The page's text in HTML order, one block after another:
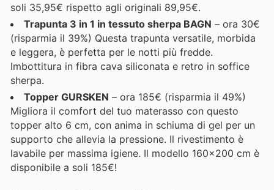
soli 35,95€ rispetto agli originali 89,95€.
Trapunta 3 in 1 in tessuto sherpa BAGN – ora 30€
(risparmia il 39%) Questa trapunta versatile, morbida
e leggera, è perfetta per le notti più fredde.
Imbottitura in fibra cava siliconata e retro in soffice
sherpa.
Topper GURSKEN – ora 185€ (risparmia il 49%)
Migliora il comfort del tuo materasso con questo
topper alto 6 cm, con anima in schiuma di gel per un
supporto che allevia la pressione. Il rivestimento è
lavabile per massima igiene. Il modello 160x200 cm è
disponibile a soli 185€!